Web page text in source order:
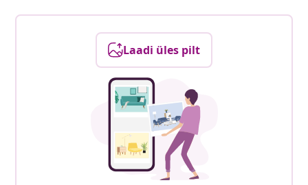
Laadi üles pilt